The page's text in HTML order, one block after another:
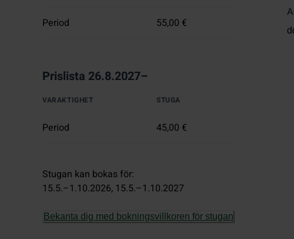
Period 55,00 €
Prislista 26.8.2027–
VARAKTIGHET STUGA
Period 45,00 €
Stugan kan bokas för:
15.5.–1.10.2026, 15.5.–1.10.2027
Bekanta dig med bokningsvillkoren för stugan